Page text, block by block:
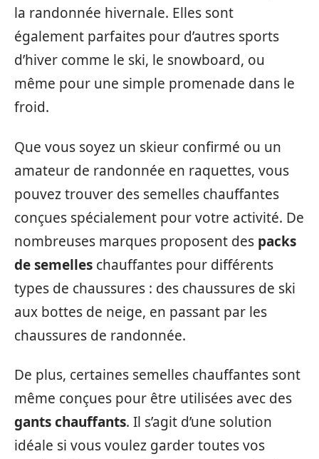
la randonnée hivernale. Elles sont
également parfaites pour d’autres sports
d’hiver comme le ski, le snowboard, ou
même pour une simple promenade dans le
froid.
Que vous soyez un skieur confirmé ou un
amateur de randonnée en raquettes, vous
pouvez trouver des semelles chauffantes
conçues spécialement pour votre activité. De
nombreuses marques proposent des packs
de semelles chauffantes pour différents
types de chaussures : des chaussures de ski
aux bottes de neige, en passant par les
chaussures de randonnée.
De plus, certaines semelles chauffantes sont
même conçues pour être utilisées avec des
gants chauffants. Il s’agit d’une solution
idéale si vous voulez garder toutes vos